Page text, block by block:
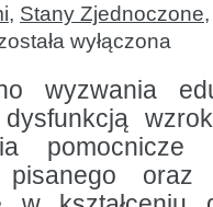
, Stany Zjednoczone
niewidomych
i inne
technologie
w kontekście
wyłączona
wyzwania
pomocnicze
oraz